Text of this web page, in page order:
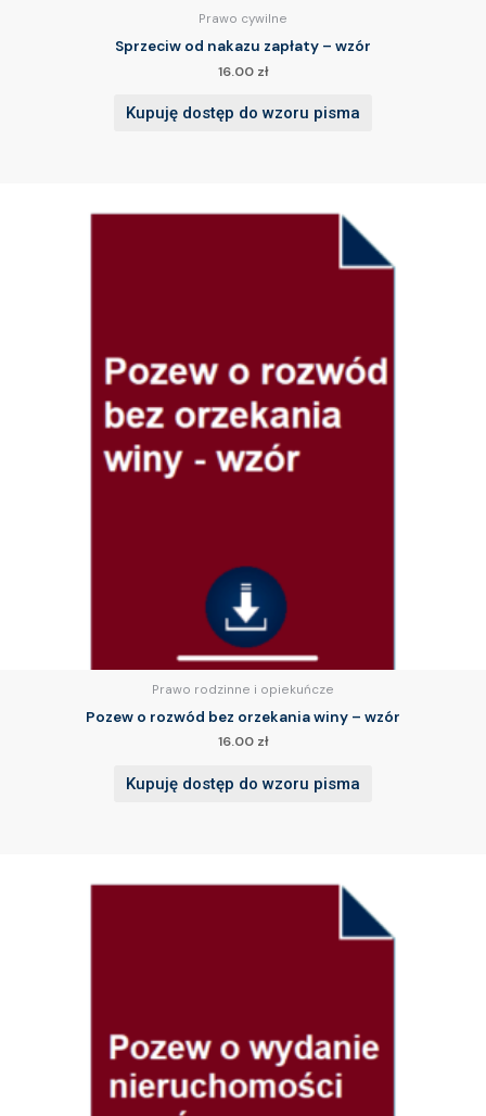
Prawo cywilne
Sprzeciw od nakazu zapłaty – wzór
16.00 zł
Kupuję dostęp do wzoru pisma
Prawo rodzinne i opiekuńcze
Pozew o rozwód bez orzekania winy – wzór
16.00 zł
Kupuję dostęp do wzoru pisma